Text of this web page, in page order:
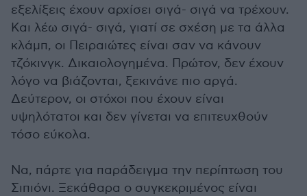
εξελίξεις έχουν αρχίσει σιγά- σιγά να τρέχουν.
Και λέω σιγά- σιγά, γιατί σε σχέση με τα άλλα
κλάμπ, οι Πειραιώτες είναι σαν να κάνουν
τζόκινγκ. Δικαιολογημένα. Πρώτον, δεν έχουν
λόγο να βιάζονται, ξεκινάνε πιο αργά.
Δεύτερον, οι στόχοι που έχουν είναι
υψηλότατοι και δεν γίνεται να επιτευχθούν
τόσο εύκολα.
Να, πάρτε για παράδειγμα την περίπτωση του
Σιπιόνι. Ξεκάθαρα ο συγκεκριμένος είναι